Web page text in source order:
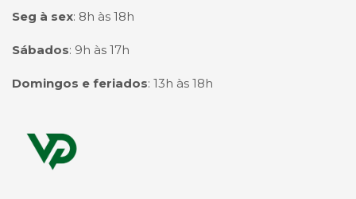
Seg à sex: 8h às 18h
Sábados: 9h às 17h
Domingos e feriados: 13h às 18h
Página inicial